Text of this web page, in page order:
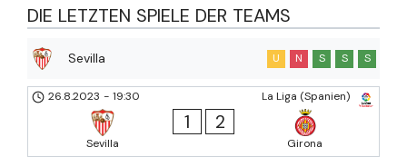
DIE LETZTEN SPIELE DER TEAMS
Sevilla U N S S S
La Liga (Spanien)
26.8.2023 - 19:30
Sevilla
1 2
Girona